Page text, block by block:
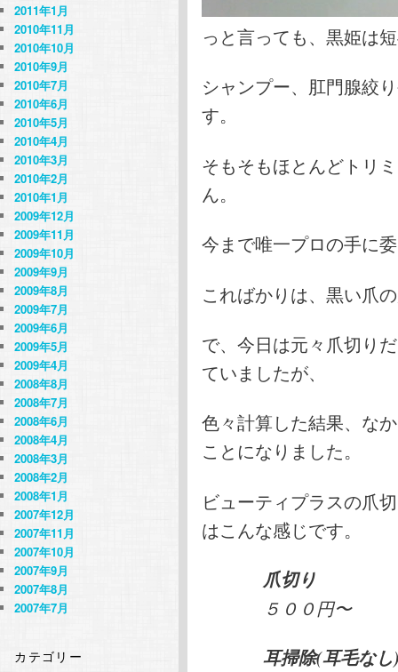
っと言っても、黒姫は
シャンプー、肛門腺絞
す。
そもそもほとんどトリ
ん。
今まで唯一プロの手に
こればかりは、黒い爪
で、今日は元々爪切り
ていましたが、
色々計算した結果、な
ことになりました。
ビューティプラスの爪
はこんな感じです。
爪切り
５００円〜
耳掃除(耳毛な
2011年1月
2010年11月
2010年10月
2010年9月
2010年7月
2010年6月
2010年5月
2010年4月
2010年3月
2010年2月
2010年1月
2009年12月
2009年11月
2009年10月
2009年9月
2009年8月
2009年7月
2009年6月
2009年5月
2009年4月
2008年8月
2008年7月
2008年6月
2008年4月
2008年3月
2008年2月
2008年1月
2007年12月
2007年11月
2007年10月
2007年9月
2007年8月
2007年7月
カテゴリー